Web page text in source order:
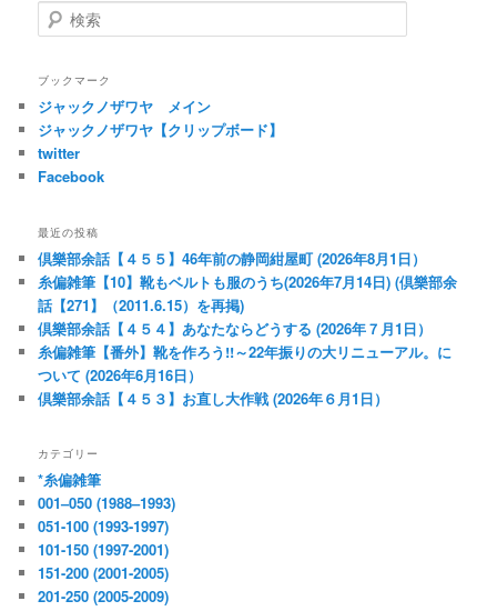
検
索
ブックマーク
ジャックノザワヤ メイン
ジャックノザワヤ【クリップボード】
twitter
Facebook
最近の投稿
倶樂部余話【４５５】46年前の静岡紺屋町 (2026年8月1日）
糸偏雑筆【10】靴もベルトも服のうち(2026年7月14日) (倶樂部余
話【271】（2011.6.15）を再掲)
倶樂部余話【４５４】あなたならどうする (2026年７月1日）
糸偏雑筆【番外】靴を作ろう!!～22年振りの大リニューアル。に
ついて (2026年6月16日）
倶樂部余話【４５３】お直し大作戦 (2026年６月1日）
カテゴリー
*糸偏雑筆
001–050 (1988–1993)
051-100 (1993-1997)
101-150 (1997-2001)
151-200 (2001-2005)
201-250 (2005-2009)